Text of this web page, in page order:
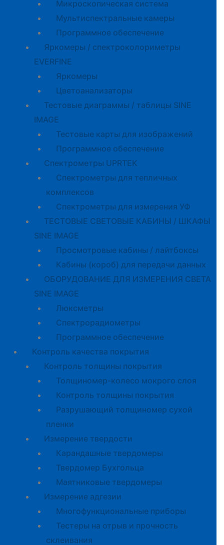
Микроскопическая система
Мультиспектральные камеры
Программное обеспечение
Яркомеры / спектроколориметры
EVERFINE
Яркомеры
Цветоанализаторы
Тестовые диаграммы / таблицы SINE
IMAGE
Тестовые карты для изображений
Программное обеспечение
Спектрометры UPRTEK
Спектрометры для тепличных
комплексов
Спектрометры для измерения УФ
ТЕСТОВЫЕ СВЕТОВЫЕ КАБИНЫ / ШКАФЫ
SINE IMAGE
Просмотровые кабины / лайтбоксы
Кабины (короб) для передачи данных
ОБОРУДОВАНИЕ ДЛЯ ИЗМЕРЕНИЯ СВЕТА
SINE IMAGE
Люксметры
Спектрорадиометры
Программное обеспечение
Контроль качества покрытия
Контроль толщины покрытия
Толщиномер-колесо мокрого слоя
Контроль толщины покрытия
Разрушающий толщиномер сухой
пленки
Измерение твердости
Карандашные твердомеры
Твердомер Бухгольца
Маятниковые твердомеры
Измерение адгезии
Многофункциональные приборы
Тестеры на отрыв и прочность
склеивания